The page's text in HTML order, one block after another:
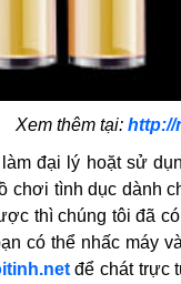
Xem thêm tại:http://
đại lý hoặt sử
chơi tình dục dành
thì chúng tôi đã
có thể nhấc máy
để chát trực